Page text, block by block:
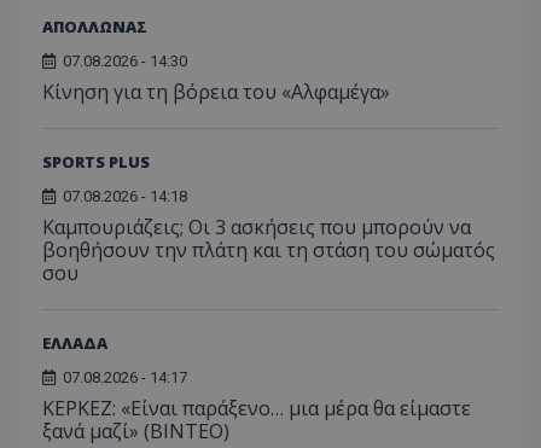
ΑΠΟΛΛΩΝΑΣ
07.08.2026 - 14:30
Κίνηση για τη βόρεια του «Αλφαμέγα»
SPORTS PLUS
07.08.2026 - 14:18
Καμπουριάζεις; Οι 3 ασκήσεις που μπορούν να
βοηθήσουν την πλάτη και τη στάση του σώματός
σου
ΕΛΛΑΔΑ
07.08.2026 - 14:17
ΚΕΡΚΕΖ: «Είναι παράξενο… μια μέρα θα είμαστε
ξανά μαζί» (BINTEO)